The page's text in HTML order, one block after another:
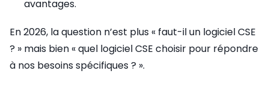
avantages.
En 2026, la question n’est plus « faut-il un logiciel CSE
? » mais bien « quel logiciel CSE choisir pour répondre
à nos besoins spécifiques ? ».